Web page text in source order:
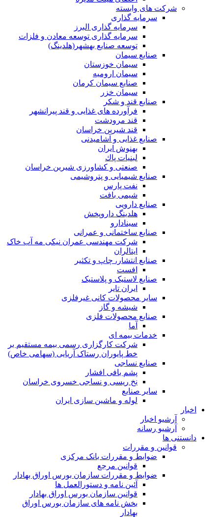
شرکت های وابسته
سرمایه گذاری
سرمایه گذاری البرز
سرمایه گذاری توسعه معادن و فلزات
توسعه‌ صنایع‌ بهشهر(هلدینگ)
صنایع سیمان
سیمان خوزستان
سیمان ارومیه
صنایع سیمان کرمان
سیمان خزر
صنایع قند و شکر
فرآورده های غذایی و قند پیرانشهر
قند مرودشت
قند شیرین خراسان
صنایع غذايی و آشاميدنی
بهنوش ایران
لبنيات پاك
صنعتی و کشاورزی شیرین خراسان
صنایع شیمیایی و پتروشیمی
نفت پارس
شیمی بافت
صنایع دارویی
هلدینگ داروپخش
سینادارو
صنایع ساختمانی و عمرانی
شرکت مهندسی عمران نیکی مه آب خاک
ایتالران
صنایع انتشار، چاپ و تکثير
افست
صنایع لاستیک و پلاستیک
ایران تایر
ساير محصولات كانی غيرفلزی
شیشه و گاز
صنایع محصولات فلزی
آما
خدمات بیمه ای
شرکت کارگزاری رسمی بیمه مستقیم بر
خط پایوران رستاک آریایی (سهامی خاص)
صنایع نساجی
پشم بافی افشار
نخ ریسی و نساجی خسروی خراسان
سایر صنایع
لوله و ماشین سازی ایران
اخبار
آرشیو اخبار
آرشیو رسانه
دانستنی ها
قوانین و مقررات
ضوابط و مقررات بانک مرکزی
قوانين مرجع
ضوابط و مقررات سازمان بورس اوراق بهادار
آئین نامه و دستورالعمل ها
قوانین سازمان بورس اوراق بهادار
بخش نامه های سازمان بورس اوراق
بهادار